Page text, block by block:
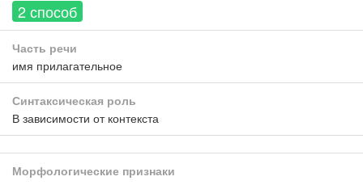
2 способ
Часть речи
имя прилагательное
Синтаксическая роль
В зависимости от контекста
Морфологические признаки